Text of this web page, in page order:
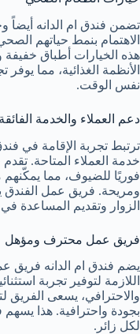
تضمن فندق ام الدانه أيضاً
الاهتمام بنمط حياتهم
هذه الخيارات أطباق
الأنظمة الغذائية، مما
نفس الوقت.
دعم العملاء والخدمة الفائقة
ترتبط تجربة الإقامة في
خدمة العملاء المتاحة.
فوريًا للضيوف، مما يمكّنهم
ومريحة. فريق عمل الفندق
الزوار وتقديم المساعدة
فريق عمل محترف ومؤهل
يضم فندق ام الدانه فريق
اللازمة لتوفير تجربة
والاحترافي، يسعى الفريق
بجودة واحترافية. هذا يسهم
لكل زائر.